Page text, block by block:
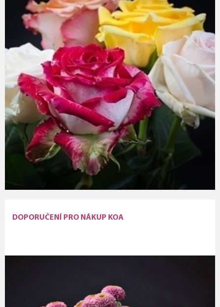
DOPORUČENÍ PRO NÁKUP KOA